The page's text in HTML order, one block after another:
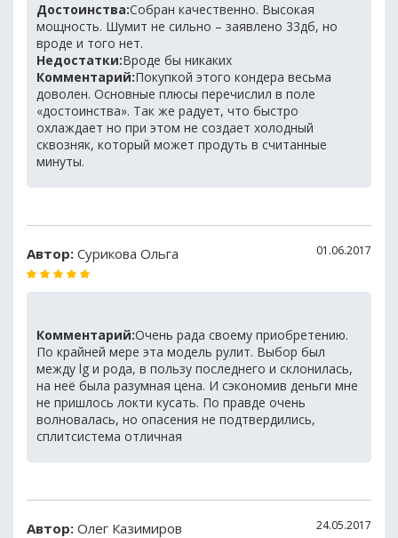
Достоинства:Собран качественно. Высокая
мощность. Шумит не сильно – заявлено 33дб, но
вроде и того нет.
Недостатки:Вроде бы никаких
Комментарий:Покупкой этого кондера весьма
доволен. Основные плюсы перечислил в поле
«достоинства». Так же радует, что быстро
охлаждает но при этом не создает холодный
сквозняк, который может продуть в считанные
минуты.
Автор: Сурикова Ольга 01.06.2017
Комментарий:Очень рада своему приобретению.
По крайней мере эта модель рулит. Выбор был
между lg и рода, в пользу последнего и склонилась,
на неё была разумная цена. И сэкономив деньги мне
не пришлось локти кусать. По правде очень
волновалась, но опасения не подтвердились,
сплитсистема отличная
Автор: Олег Казимиров 24.05.2017